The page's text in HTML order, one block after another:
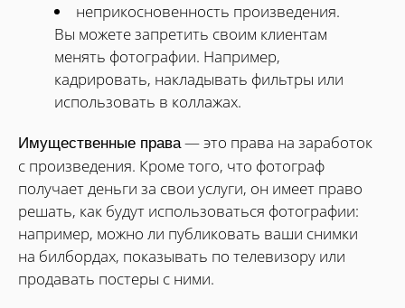
неприкосновенность произведения.
Вы можете запретить своим клиентам
менять фотографии. Например,
кадрировать, накладывать фильтры или
использовать в коллажах.
Имущественные права— это права на заработок
с произведения. Кроме того, что фотограф
получает деньги за свои услуги, он имеет право
решать, как будут использоваться фотографии:
например, можно ли публиковать ваши снимки
на билбордах, показывать по телевизору или
продавать постеры с ними.